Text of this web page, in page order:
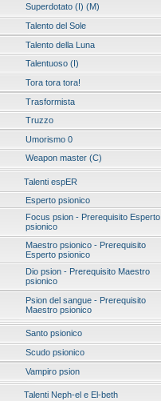
Superdotato (I) (M)
Talento del Sole
Talento della Luna
Talentuoso (I)
Tora tora tora!
Trasformista
Truzzo
Umorismo 0
Weapon master (C)
Talenti espER
Esperto psionico
Focus psion - Prerequisito Esperto
psionico
Maestro psionico - Prerequisito
Esperto psionico
Dio psion - Prerequisito Maestro
psionico
Psion del sangue - Prerequisito
Maestro psionico
Santo psionico
Scudo psionico
Vampiro psion
Talenti Neph-el e El-beth